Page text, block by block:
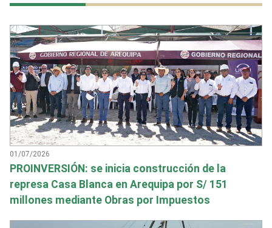
01/07/2026
PROINVERSIÓN: se inicia construcción de la
represa Casa Blanca en Arequipa por S/ 151
millones mediante Obras por Impuestos